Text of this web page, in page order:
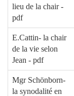
lieu de la chair -
pdf
E.Cattin- la chair
de la vie selon
Jean - pdf
Mgr Schönborn-
la synodalité en